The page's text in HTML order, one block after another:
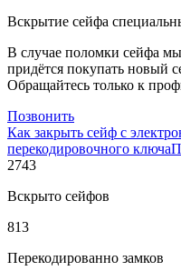
Вскрытие сейфа
В случае поломки сейфа мы
придётся покупать новый
Обращайтесь только к
Позвонить
Как закрыть сейф с
перекодировочного ключа
2743
Вскрыто сейфов
813
Перекодированно замков